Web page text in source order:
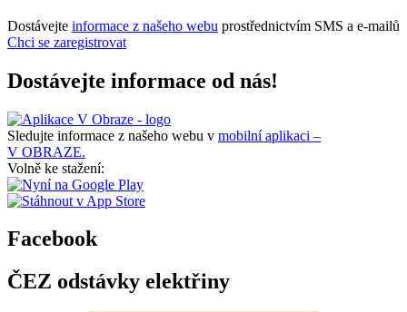
Dostávejte informace z našeho webu prostřednictvím SMS a e-mailů
Chci se zaregistrovat
Dostávejte informace od nás!
Sledujte informace z našeho webu v mobilní aplikaci –
V OBRAZE.
Volně ke stažení:
Facebook
ČEZ odstávky elektřiny